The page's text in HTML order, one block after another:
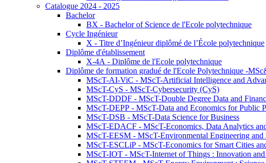
Catalogue 2024 - 2025
Bachelor
BX - Bachelor of Science de l'Ecole polytechnique
Cycle Ingénieur
X - Titre d’Ingénieur diplômé de l’École polytechnique
Diplôme d'établissement
X-4A - Diplôme de l'Ecole polytechnique
Diplôme de formation gradué de l'Ecole Polytechnique -
MScT-AI-ViC - MScT-Artificial Intelligence and
MScT-CyS - MScT-Cybersecurity (CyS)
MScT-DDDF - MScT-Double Degree Data and
MScT-DEPP - MScT-Data and Economics for Public
MScT-DSB - MScT-Data Science for Business
MScT-EDACF - MScT-Economics, Data Analytics
MScT-EESM - MScT-Environmental Engineering and
MScT-ESCLiP - MScT-Economics for Smart Cities
MScT-IOT - MScT-Internet of Things : Innovation